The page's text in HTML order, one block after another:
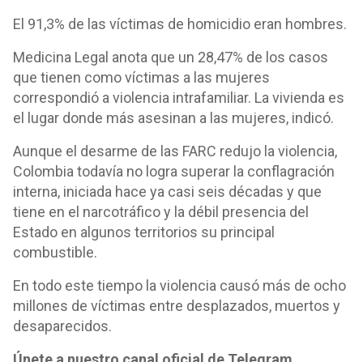
El 91,3% de las víctimas de homicidio eran hombres.
Medicina Legal anota que un 28,47% de los casos
que tienen como víctimas a las mujeres
correspondió a violencia intrafamiliar. La vivienda es
el lugar donde más asesinan a las mujeres, indicó.
Aunque el desarme de las FARC redujo la violencia,
Colombia todavía no logra superar la conflagración
interna, iniciada hace ya casi seis décadas y que
tiene en el narcotráfico y la débil presencia del
Estado en algunos territorios su principal
combustible.
En todo este tiempo la violencia causó más de ocho
millones de víctimas entre desplazados, muertos y
desaparecidos.